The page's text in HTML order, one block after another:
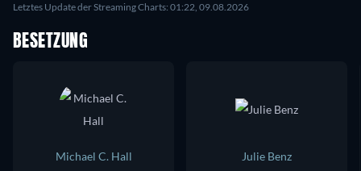
Letztes Update der Streaming Charts: 01:22, 09.08.2026
BESETZUNG
Michael C. Hall
Julie Benz